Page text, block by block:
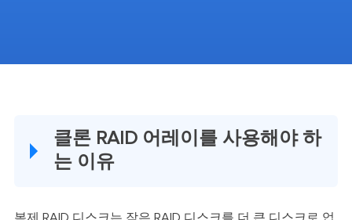
클론 RAID 어레이를 사용해야 하
는 이유